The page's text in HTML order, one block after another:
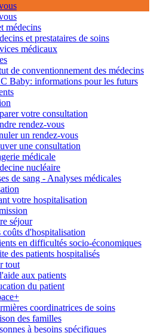
médecins
et prestataires de soins
médicaux
de conventionnement des médecins
Baby: informations pour les futurs
votre consultation
rendez-vous
un rendez-vous
une consultation
médicale
nucléaire
de sang - Analyses médicales
votre hospitalisation
séjour
coûts d'hospitalisation
en difficultés socio-économiques
des patients hospitalisés
tout
aux patients
du patient
coordinatrices de soins
des familles
à besoins spécifiques